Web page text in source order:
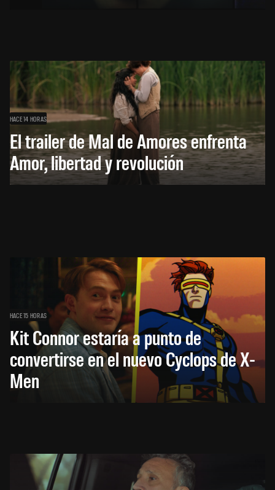
HACE 14 HORAS
El trailer de Mal de Amores enfrenta
Amor, libertad y revolución
HACE 15 HORAS
Kit Connor estaría a punto de
convertirse en el nuevo Cyclops de X-
Men